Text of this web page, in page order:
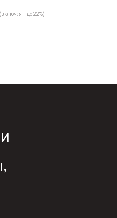
(включая ндс 22%)